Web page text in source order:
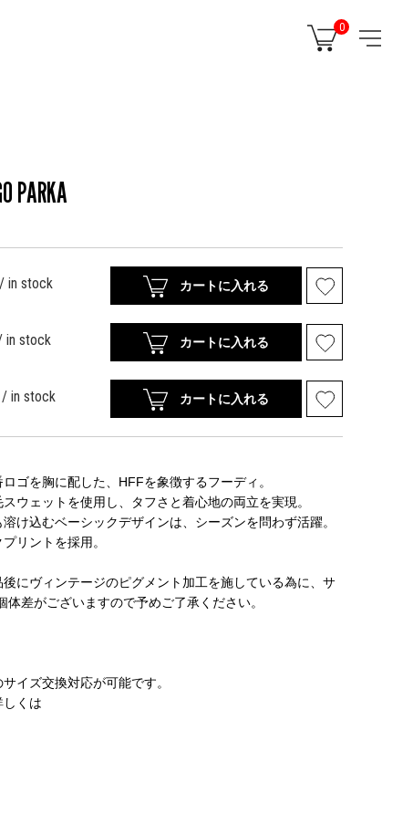
0
PARKA
in stock カートに入れる
in stock カートに入れる
in stock カートに入れる
ゴを胸に配した、HFFを象徴するフーディ。
ウェットを使用し、タフさと着心地の両立を実現。
け込むベーシックデザインは、シーズンを問わず活躍。
リントを採用。
にヴィンテージのピグメント加工を施している為に、サ
差がございますので予めご了承ください。
イズ交換対応が可能です。
くは